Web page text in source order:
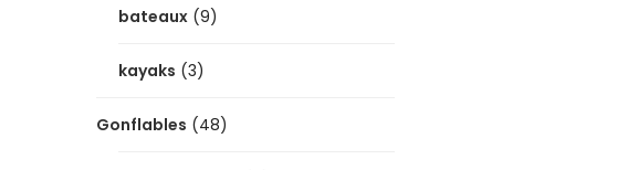
bateaux (9)
kayaks (3)
Gonflables (48)